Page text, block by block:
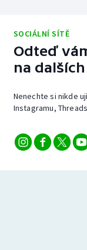
SOCIÁLNÍ SÍTĚ
Odteď
na
Nenechte si nikde
Instagramu,